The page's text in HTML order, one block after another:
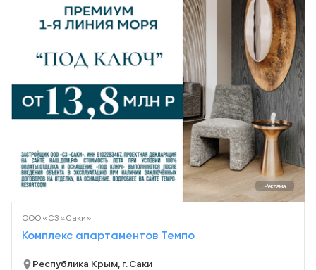
Реклама
ООО «СЗ «Саки»
Комплекс апартаментов Темпо
Республика Крым, г. Саки